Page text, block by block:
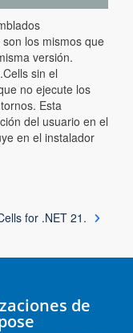
los mismos que
versión.
sin el
no ejecute los
Esta
del usuario en el
en el instalador
for .NET 21.
de